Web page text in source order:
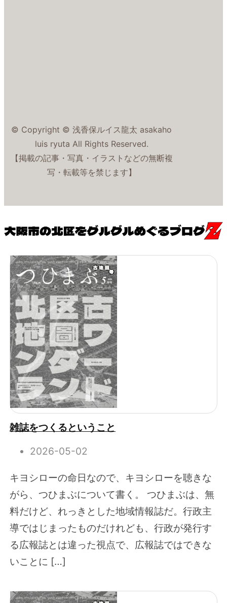
© Copyright © 浅香保ルイス龍太 asakaho
luis ryuta All Rights Reserved.
【掲載の記事・写真・イラストなどの無断複
写・転載等を禁じます】
雑誌をつくるということ
2026-05-02
キヨシローの命日なので、キヨシローを聴きな
がら、つひまぶについて書く。 つひまぶは、無
料だけど、れっきとした地域情報誌だ。行政主
導ではじまったものだけれども、行政が発行す
る広報誌とは違った視点で、広報誌ではできな
いことに […]